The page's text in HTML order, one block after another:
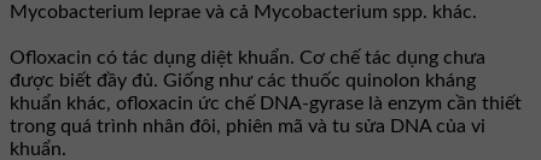
Mycobacterium leprae và cả Mycobacterium spp. khác.
Ofloxacin có tác dụng diệt khuẩn. Cơ chế tác dụng chưa
được biết đầy đủ. Giống như các thuốc quinolon kháng
khuẩn khác, ofloxacin ức chế DNA-gyrase là enzym cần thiết
trong quá trình nhân đôi, phiên mã và tu sửa DNA của vi
khuẩn.